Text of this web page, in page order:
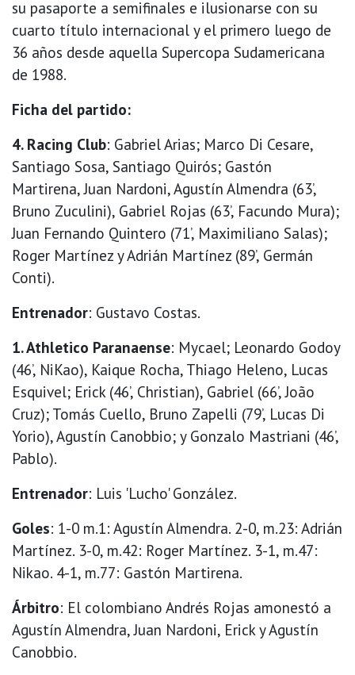
su pasaporte a semifinales e ilusionarse con su
cuarto título internacional y el primero luego de
36 años desde aquella Supercopa Sudamericana
de 1988.
Ficha del partido:
4. Racing Club: Gabriel Arias; Marco Di Cesare,
Santiago Sosa, Santiago Quirós; Gastón
Martirena, Juan Nardoni, Agustín Almendra (63’,
Bruno Zuculini), Gabriel Rojas (63’, Facundo Mura);
Juan Fernando Quintero (71’, Maximiliano Salas);
Roger Martínez y Adrián Martínez (89’, Germán
Conti).
Entrenador: Gustavo Costas.
1. Athletico Paranaense: Mycael; Leonardo Godoy
(46’, NiKao), Kaique Rocha, Thiago Heleno, Lucas
Esquivel; Erick (46’, Christian), Gabriel (66’, João
Cruz); Tomás Cuello, Bruno Zapelli (79’, Lucas Di
Yorio), Agustín Canobbio; y Gonzalo Mastriani (46’,
Pablo).
Entrenador: Luis 'Lucho' González.
Goles: 1-0 m.1: Agustín Almendra. 2-0, m.23: Adrián
Martínez. 3-0, m.42: Roger Martínez. 3-1, m.47:
Nikao. 4-1, m.77: Gastón Martirena.
Árbitro: El colombiano Andrés Rojas amonestó a
Agustín Almendra, Juan Nardoni, Erick y Agustín
Canobbio.